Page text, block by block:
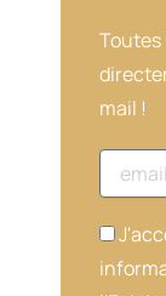
mail !